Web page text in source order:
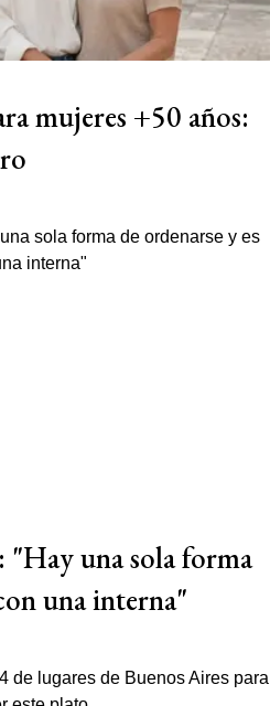
mujeres +50 años:
"Hay una sola forma
una interna"